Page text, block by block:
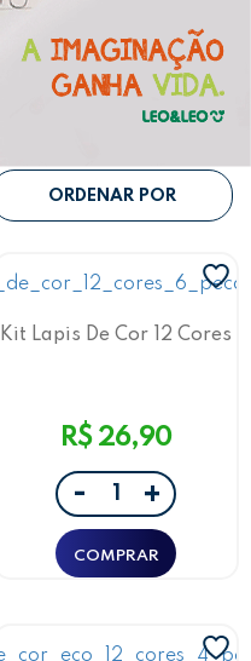
Kit Lapis De Cor 12 Cores
R$ 26,90
- +